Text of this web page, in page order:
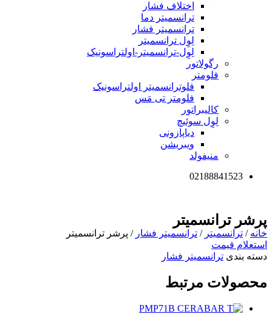
اختلاف فشار
ترانسمیتر دما
ترانسمیتر فشار
لِوِل ترانسمیتر
لِوِل-ترانسمیتر-اولتراسونیک
رگولاتور
فلومتر
فلوترانسمیتر اولتراسونیک
فلومتر تی مَس
کالیبراتور
لِوِل سوئیچ
دیاپازونی
ویبریشن
منیفولد
02188841523
پرشر ترانسمیتر
خانه / ترانسمیتر / ترانسمیتر فشار / پرشر ترانسمیتر
استعلام قیمت
دسته بندی ترانسمیتر فشار
محصولات مرتبط